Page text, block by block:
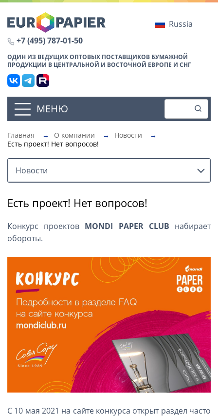
Russia
+7 (495) 787-01-50
ОДИН ИЗ ВЕДУЩИХ ОПТОВЫХ ПОСТАВЩИКОВ БУМАЖНОЙ
ПРОДУКЦИИ В ЦЕНТРАЛЬНОЙ И ВОСТОЧНОЙ ЕВРОПЕ И СНГ
МЕНЮ
Главная → О компании → Новости
→
Есть проект! Нет вопросов!
Новости
Есть проект! Нет вопросов!
Конкурс проектов MONDI PAPER CLUB набирает
обороты.
С 10 мая 2021 на сайте конкурса открыт раздел часто